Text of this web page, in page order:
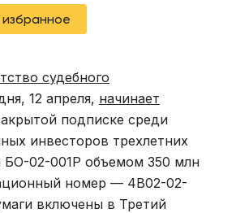
судебного
12 апреля, начинает
подписке среди
инвесторов трехлетних
БО-02-001P объемом 350 млн
номер — 4B02-02-
включены в Третий